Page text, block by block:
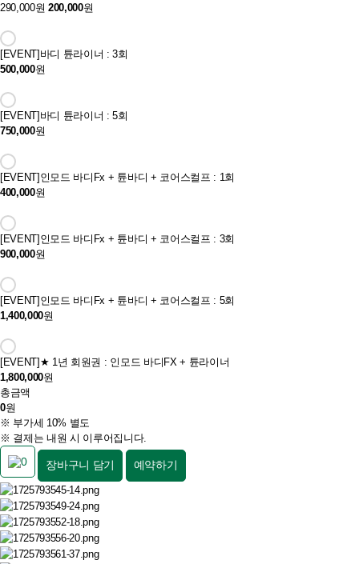
290,000원 200,000원
[EVENT] 바디 튠라이너 : 3회
500,000원
[EVENT] 바디 튠라이너 : 5회
750,000원
[EVENT] 인모드 바디Fx + 튠바디 + 코어스컬프 : 1회
400,000원
[EVENT] 인모드 바디Fx + 튠바디 + 코어스컬프 : 3회
900,000원
[EVENT] 인모드 바디Fx + 튠바디 + 코어스컬프 : 5회
1,400,000원
[EVENT] ★ 1년 회원권 : 인모드 바디FX + 튠라이너
1,800,000원
총금액
0원
※ 부가세 10% 별도
※ 결제는 내원 시 이루어집니다.
0 장바구니 담기 예약하기